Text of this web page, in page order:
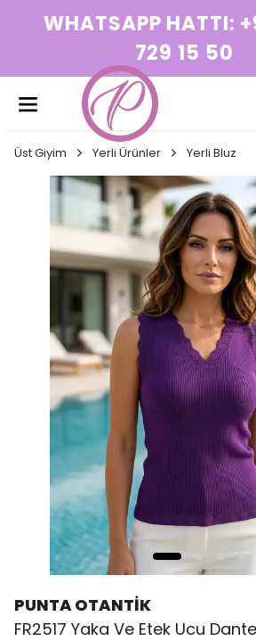
WHATSAPP
729 15 50
Üst Giyim Yerli Ürünler Yerli Bluz
PUNTA OTANTİK
FR2517 Yaka Ve Etek Ucu